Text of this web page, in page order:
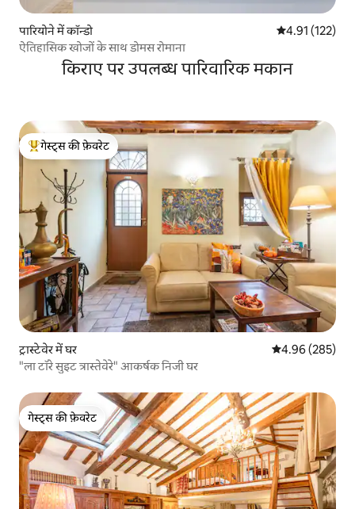
पारियोने में कॉन्डो औसत रेटिंग 5 में से
4.91 (122)
ऐतिहासिक खोजों के साथ डोमस रोमाना
किराए पर उपलब्ध पारिवारिक मकान
गेस्ट्स का टॉप फ़ेवरेट
गेस्ट्स की फ़ेवरेट
ट्रास्टेवेर में घर औसत रेटिंग 5 में से
4.96 (285)
"ला टॉरे सुइट त्रास्तेवेरे" आकर्षक निजी घर
गेस्ट्स की फ़ेवरेट
गेस्ट्स की फ़ेवरेट